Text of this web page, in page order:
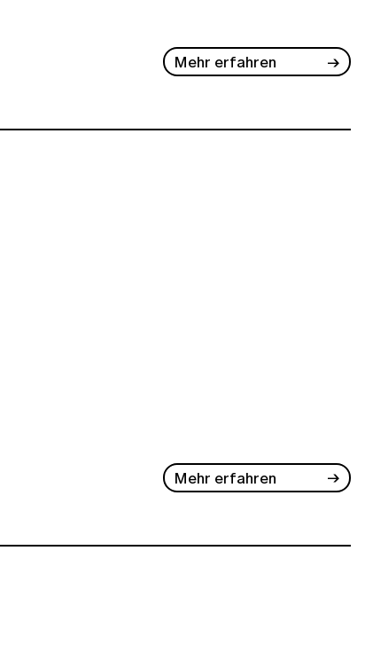
Mehr erfahren
Mehr erfahren